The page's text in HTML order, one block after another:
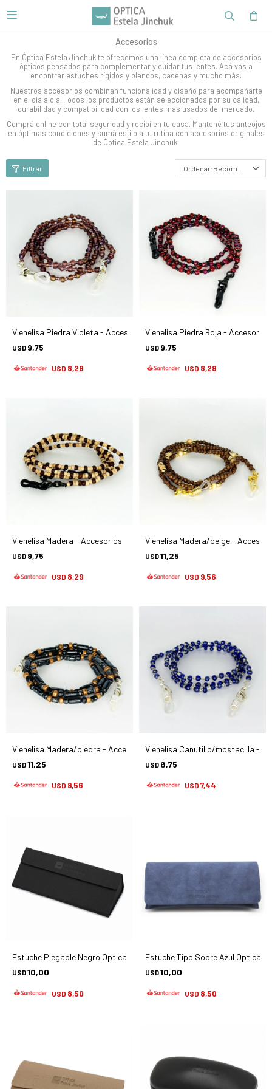

Accesorios
En Óptica Estela Jinchuk te ofrecemos una línea completa de accesorios
ópticos pensados para complementar y cuidar tus lentes. Acá vas a
encontrar estuches rígidos y blandos, cadenas y mucho más.
Nuestros accesorios combinan funcionalidad y diseño para acompañarte
en el día a día. Todos los productos están seleccionados por su calidad,
durabilidad y compatibilidad con los lentes más usados del mercado.
Comprá online con total seguridad y recibí en tu casa. Mantené tus anteojos
en óptimas condiciones y sumá estilo a tu rutina con accesorios originales
de Óptica Estela Jinchuk.
Recomendados
Vienelisa Piedra Violeta - Accesorios
USD 9,75
USD 8,29
Vienelisa Piedra Roja - Accesorios
USD 9,75
USD 8,29
Vienelisa Madera - Accesorios
USD 9,75
USD 8,29
Vienelisa Madera/beige -
USD11,25
USD 9,56
Vienelisa Madera/piedra - Accesorios
USD11,25
USD 9,56
Vienelisa Canutillo/mostacilla -
USD 8,75
USD 7,44
Estuche Plegable Negro Optica Estela Jinchuk - Accesorios
USD10,00
USD 8,50
Estuche Tipo Sobre Azul Optica
USD10,00
USD 8,50